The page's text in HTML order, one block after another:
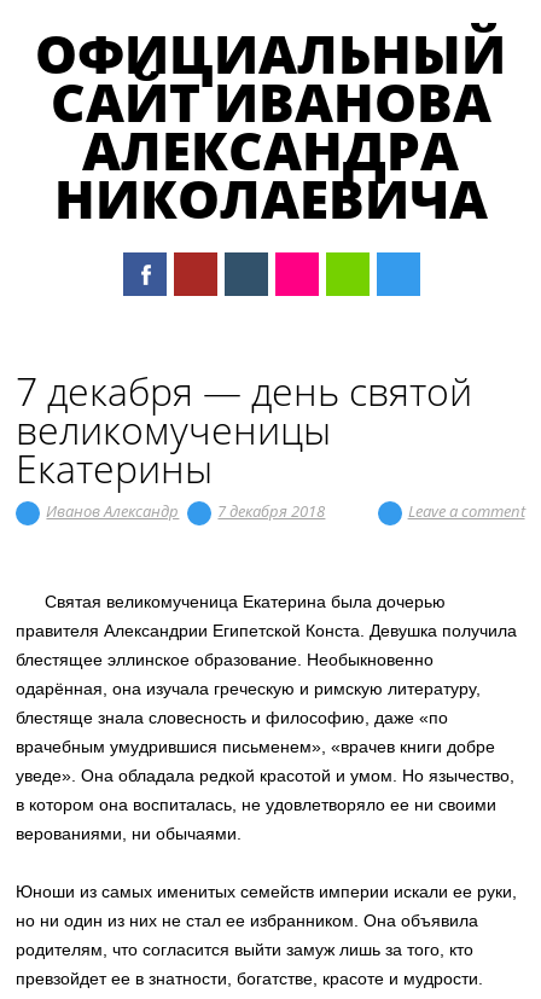
ОФИЦИАЛЬНЫЙ
САЙТ ИВАНОВА
АЛЕКСАНДРА
НИКОЛАЕВИЧА
content
7 декабря — день святой
великомученицы
Екатерины
Иванов Александр 7 декабря 2018 Leave a comment
Святая великомученица Екатерина была дочерью
правителя Александрии Египетской Конста. Девушка получила
блестящее эллинское образование. Необыкновенно
одарённая, она изучала греческую и римскую литературу,
блестяще знала словесность и философию, даже «по
врачебным умудрившися письменем», «врачев книги добре
уведе». Она обладала редкой красотой и умом. Но язычество,
в котором она воспиталась, не удовлетворяло ее ни своими
верованиями, ни обычаями.
Юноши из самых именитых семейств империи искали ее руки,
но ни один из них не стал ее избранником. Она объявила
родителям, что согласится выйти замуж лишь за того, кто
превзойдет ее в знатности, богатстве, красоте и мудрости.